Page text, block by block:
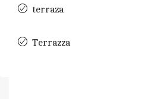
terraza
Terrazza